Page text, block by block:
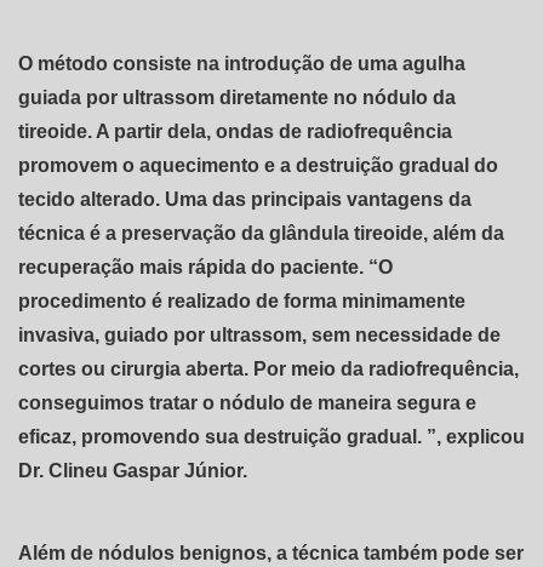
O método consiste na introdução de uma agulha
guiada por ultrassom diretamente no nódulo da
tireoide. A partir dela, ondas de radiofrequência
promovem o aquecimento e a destruição gradual do
tecido alterado. Uma das principais vantagens da
técnica é a preservação da glândula tireoide, além da
recuperação mais rápida do paciente. “O
procedimento é realizado de forma minimamente
invasiva, guiado por ultrassom, sem necessidade de
cortes ou cirurgia aberta. Por meio da radiofrequência,
conseguimos tratar o nódulo de maneira segura e
eficaz, promovendo sua destruição gradual. ”, explicou
Dr. Clineu Gaspar Júnior.
Além de nódulos benignos, a técnica também pode ser